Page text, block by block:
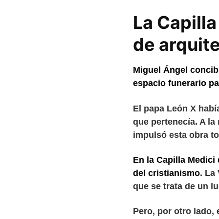
La
de
Miguel Ángel
espacio funerario
El papa León X
que pertenecía. A
impulsó esta obra
En la Capilla
del cristianismo. La
que se trata de un
Pero, por otro lado,